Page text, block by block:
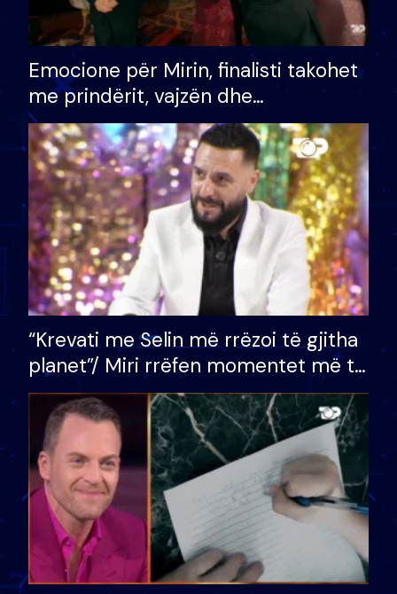
Emocione për Mirin, finalisti takohet
me prindërit, vajzën dhe
bashkëshorten: S’kemi ndonjë letër
divorci apo jo?
“Krevati me Selin më rrëzoi të gjitha
planet”/ Miri rrëfen momentet më të
bukura në shtëpinë e BB VIP: Do më
mungojë zilja e mëngjesit kur…